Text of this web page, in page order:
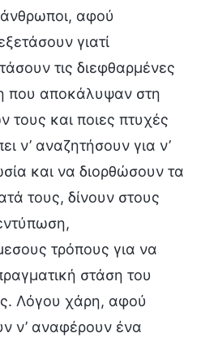
αφού
γιατί
τις διεφθαρμένες
που αποκάλυψαν στη
τους και ποιες πτυχές
ν’ αναζητήσουν για ν’
και να διορθώσουν τα
τους, δίνουν στους
τρόπους για να
στάση του
Λόγου χάρη, αφού
ν’ αναφέρουν ένα